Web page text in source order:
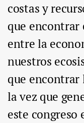
costas y
que
entre la
nuestros
que encontrar
la vez que
este congreso